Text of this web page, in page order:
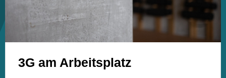
3G am Arbeitsplatz